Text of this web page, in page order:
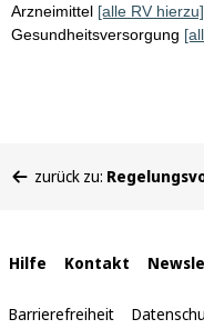
Arzneimittel [alle RV hierzu]
Gesundheitsversorgung
befinden
zurück zu:
Interne
Links
Hilfe Kontakt
Barrierefreiheit